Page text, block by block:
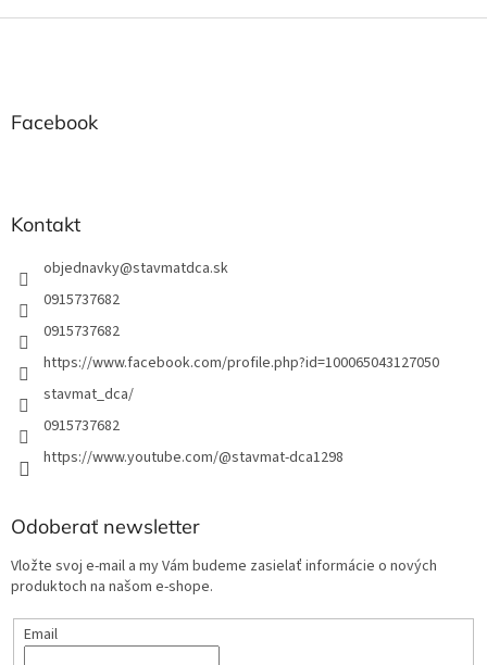
Z
Facebook
Kontakt
objednavky@stavmatdca.sk
0915737682
0915737682
https://www.facebook.com/profile.php?id=100065043127050
stavmat_dca/
0915737682
https://www.youtube.com/@stavmat-dca1298
Odoberať newsletter
Vložte svoj e-mail a my Vám budeme zasielať informácie o nových
produktoch na našom e-shope.
Email